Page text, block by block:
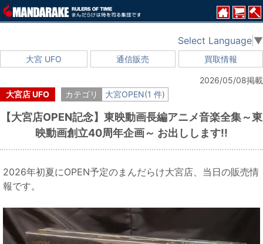
大宮 UFO 通信販売 買取情報
Select Language ▼
大宮店 UFO カテゴリ 大宮OPEN(1 件)
2026/05/08掲載
【大宮店OPEN記念】東映動画長編アニメ音楽全集～東
映動画創立40周年企画～ お出しします!!
2026年初夏にOPEN予定のまんだらけ大宮店、当日の販売情
報です。